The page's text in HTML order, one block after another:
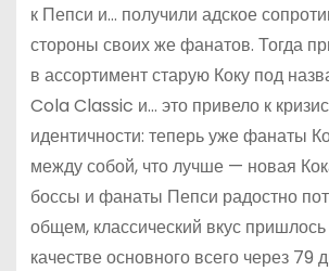
к Пепси и… получили адское
стороны своих же фанатов. Тогда
в ассортимент старую Коку под
Cola Classic и… это привело к
идентичности: теперь уже фанаты
между собой, что лучше — новая
боссы и фанаты Пепси радостно
общем, классический вкус пришлось
качестве основного всего через 79